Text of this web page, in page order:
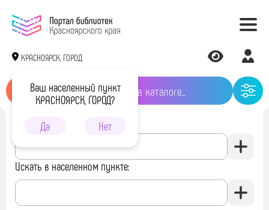
КРАСНОЯРСК, ГОРОД
Ваш населенный пункт
КРАСНОЯРСК, ГОРОД?
Да
Нет
Искать в библиотеке:
Искать в населенном пункте: